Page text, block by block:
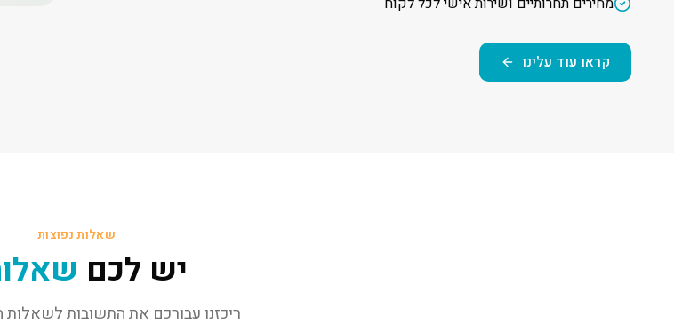
קראו עוד עלינו
שאלות נפוצות
יש לכם
ריכזנו עבורכם את התשובות לשאלות